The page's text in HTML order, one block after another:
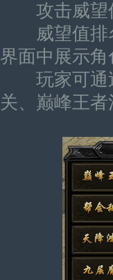
攻击威望值
威望值排名
界面中展示
玩家可通过
关、巅峰王